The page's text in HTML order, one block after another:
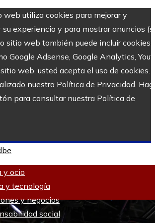
web utiliza cookies para mejorar y
su experiencia y para mostrar anuncios
sitio web también puede incluir cookies
Google Adsense, Google Analytics,
web, usted acepta el uso de cookies.
nuestra Política de Privacidad.
para consultar nuestra Política de
y ocio
y tecnología
y negocios
social